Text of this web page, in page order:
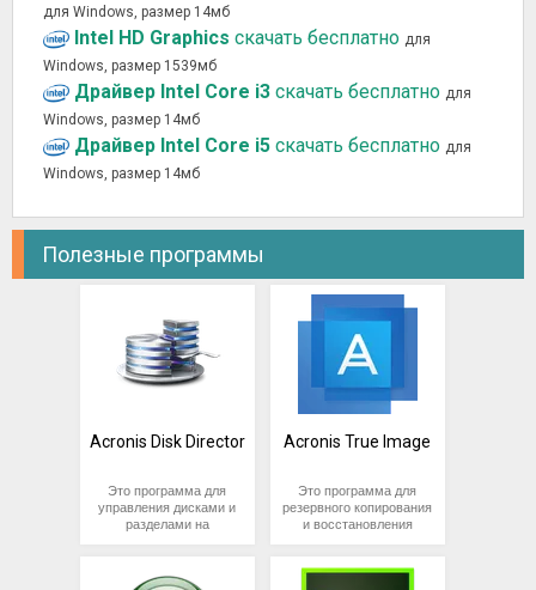
для Windows, размер 14мб
Intel HD Graphics скачать бесплатно для
Windows, размер 1539мб
Драйвер Intel Core i3 скачать бесплатно для
Windows, размер 14мб
Драйвер Intel Core i5 скачать бесплатно для
Windows, размер 14мб
Полезные программы
Acronis Disk Director
Это программа для
управления дисками и
разделами на
компанией Acronis. Она
Acronis True Image
Это программа для
резервного копирования
и восстановления
позволяет